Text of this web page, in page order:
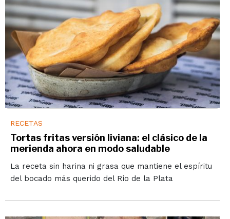
RECETAS
Tortas fritas versión liviana: el clásico de la
merienda ahora en modo saludable
La receta sin harina ni grasa que mantiene el espíritu
del bocado más querido del Río de la Plata